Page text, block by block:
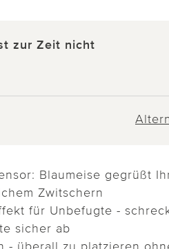
zur Zeit nicht
Blaumeise gegrüßt
Zwitschern
für Unbefugte -
sicher ab